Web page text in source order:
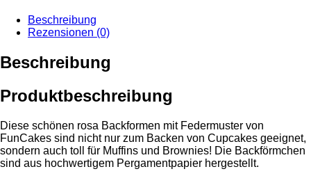
Beschreibung
Rezensionen (0)
Beschreibung
Produktbeschreibung
Diese schönen rosa Backformen mit Federmuster von
FunCakes sind nicht nur zum Backen von Cupcakes geeignet,
sondern auch toll für Muffins und Brownies! Die Backförmchen
sind aus hochwertigem Pergamentpapier hergestellt.